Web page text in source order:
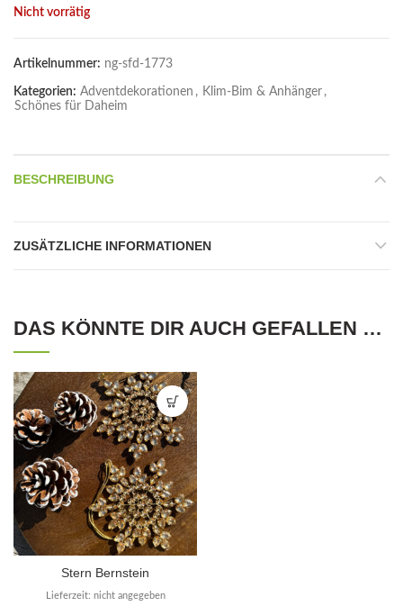
Nicht vorrätig
Artikelnummer: ng-sfd-1773
Kategorien: Adventdekorationen , Klim-Bim & Anhänger ,
Schönes für Daheim
BESCHREIBUNG
ZUSÄTZLICHE INFORMATIONEN
DAS KÖNNTE DIR AUCH GEFALLEN …
Stern Bernstein
Lieferzeit: nicht angegeben